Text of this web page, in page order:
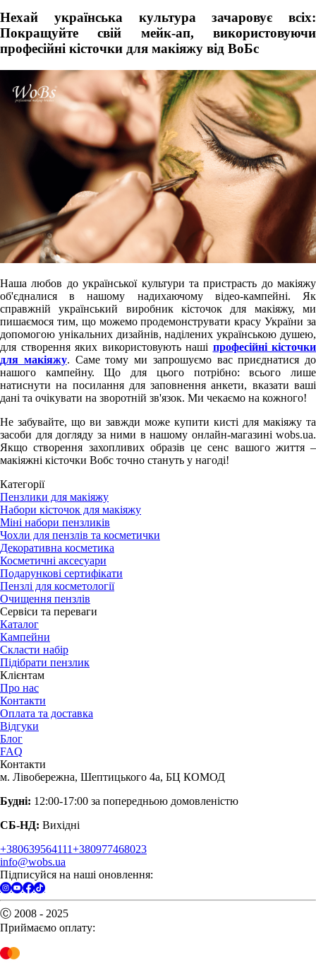
Нехай українська культура зачаровує всіх:
Покращуйте свій мейк-ап, використовуючи
професійні кісточки для макіяжу від ВоБс
Наша любов до української культури та пристрасть до макіяжу
об'єдналися в нашому надихаючому відео-кампейні. Як
справжній український виробник кісточок для макіяжу, ми
пишаємося тим, що можемо продемонструвати красу України за
допомогою унікальних дизайнів, наділених українською душею,
для створення яких використовують наші професійні кісточки
для макіяжу. Саме тому ми запрошуємо вас приєднатися до
нашого кампейну. Що для цього потрібно: всього лише
натиснути на посилання для заповнення анкети, вказати ваші
дані та очікувати на зворотній зв'язок. Ми чекаємо на кожного!
Не забувайте, що ви завжди може купити кисті для макіяжу та
засоби для догляду за ними в нашому онлайн-магазині wobs.ua.
Якщо створення захопливих образів це сенс вашого життя –
макіяжні кісточки Вобс точно стануть у нагоді!
Категорії
Пензлики для макіяжу
Набори кісточок для макіяжу
Міні набори пензликів
Чохли для пензлів та косметички
Декоративна косметика
Косметичні аксесуари
Подарункові сертифікати
Пензлі для косметології
Очищення пензлів
Сервіси та переваги
Каталог
Кампейни
Скласти набір
Підібрати пензлик
Клієнтам
Про нас
Контакти
Оплата та доставка
Відгуки
Блог
FAQ
Контакти
м. Лівобережна, Шептицького 4а, БЦ КОМОД
Будні: 12:00-17:00 за попередньою домовленістю
СБ-НД: Вихідні
+380639564111+380977468023
info@wobs.ua
Підписуйся на наші оновлення:
Ⓒ 2008 - 2025
Приймаємо оплату: